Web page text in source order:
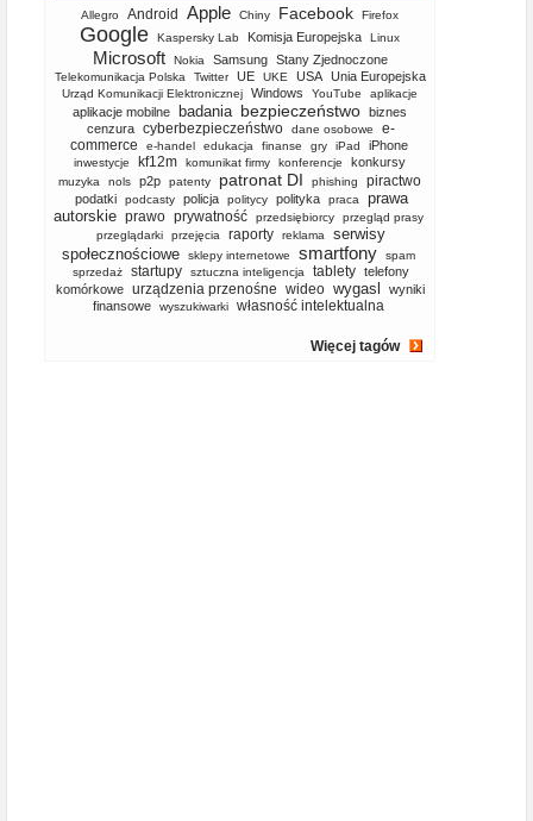
Allegro Android Apple Chiny Facebook Firefox
Google Kaspersky Lab Komisja Europejska Linux
Microsoft Nokia Samsung Stany Zjednoczone
Telekomunikacja Polska Twitter UE UKE USA Unia Europejska
Urząd Komunikacji Elektronicznej Windows YouTube aplikacje
aplikacje mobilne badania bezpieczeństwo biznes
cenzura cyberbezpieczeństwo dane osobowe
e-
commerce
e-handel edukacja finanse gry iPad iPhone
inwestycje kf12m komunikat firmy konferencje konkursy
muzyka nols p2p patenty patronat DI phishing piractwo
podatki podcasty policja politycy polityka praca
prawa
autorskie prawo prywatność przedsiębiorcy
przegląd prasy
przeglądarki
przejęcia raporty reklama
serwisy
społecznościowe
sklepy internetowe smartfony
spam
sprzedaż
startupy sztuczna inteligencja tablety telefony
komórkowe
urządzenia przenośne wideo wygasl
wyniki
finansowe
wyszukiwarki własność intelektualna
Więcej tagów